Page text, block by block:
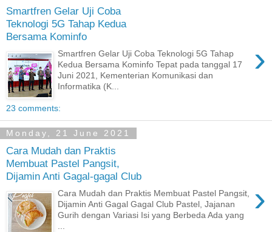
Smartfren Gelar Uji Coba
Teknologi 5G Tahap Kedua
Bersama Kominfo
›
Smartfren Gelar Uji Coba Teknologi 5G Tahap
Kedua Bersama Kominfo Tepat pada tanggal 17
Juni 2021, Kementerian Komunikasi dan
Informatika (K...
23 comments:
Monday, 21 June 2021
Cara Mudah dan Praktis
Membuat Pastel Pangsit,
Dijamin Anti Gagal-gagal Club
›
Cara Mudah dan Praktis Membuat Pastel Pangsit,
Dijamin Anti Gagal Gagal Club Pastel, Jajanan
Gurih dengan Variasi Isi yang Berbeda Ada yang
...